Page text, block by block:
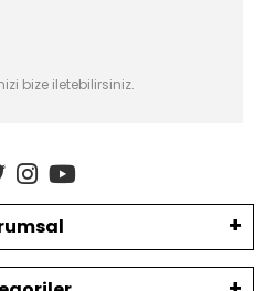
bize iletebilirsiniz.